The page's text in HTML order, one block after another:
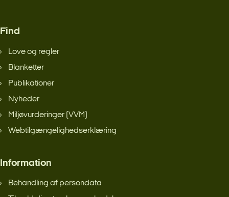
Find
Love og regler
Blanketter
Publikationer
Nyheder
Miljøvurderinger (VVM)
Webtilgængelighedserklæring
Information
Behandling af persondata